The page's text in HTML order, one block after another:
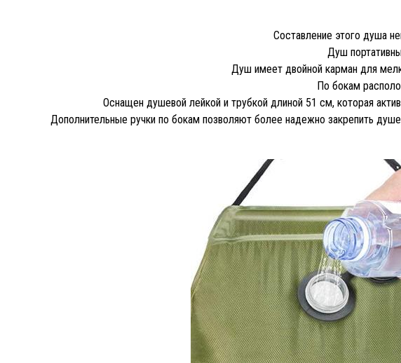
Составление этого душа
Душ
Душ имеет двойной карман для
По бокам
Оснащен душевой лейкой и трубкой длиной 51 см, которая
Дополнительные ручки по бокам позволяют более надежно закрепить